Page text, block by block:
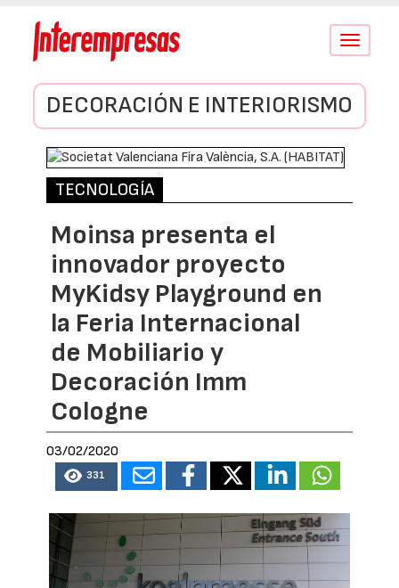
Conmutar
DECORACIÓN E INTERIORISMO
TECNOLOGÍA
Moinsa presenta el
innovador proyecto
MyKidsy Playground en
la Feria Internacional
de Mobiliario y
Decoración Imm
Cologne
03/02/2020
331